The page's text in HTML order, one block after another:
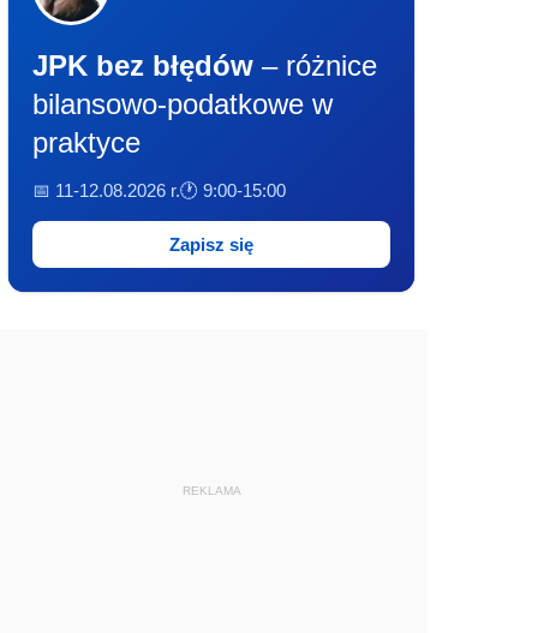
JPK bez błędów – różnice
bilansowo-podatkowe w
praktyce
📅 11-12.08.2026 r.🕐 9:00-15:00
Zapisz się
REKLAMA